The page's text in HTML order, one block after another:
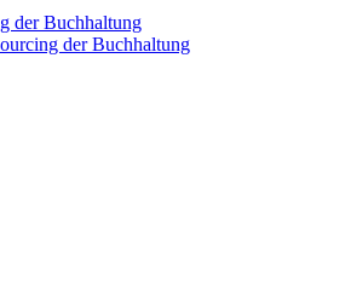
der Buchhaltung
der Buchhaltung